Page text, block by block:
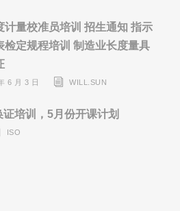
计量校准员培训 招生通知 指示
检定规程培训 制造业长度量具
6 月 3 日 WILL.SUN
培训，5月份开课计划
ISO